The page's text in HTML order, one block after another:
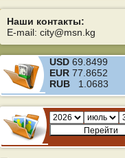
Наши контакты:
E-mail: city@msn.kg
USD 69.8499
EUR 77.8652
RUB 1.0683